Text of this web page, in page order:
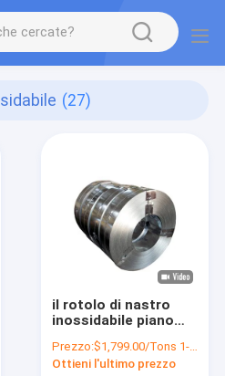
(27)
il rotolo di nastro
inossidabile piano
lucidato
Prezzo:$1,799.00/Tons 1-9 Tons
Ottieni l'ultimo prezzo